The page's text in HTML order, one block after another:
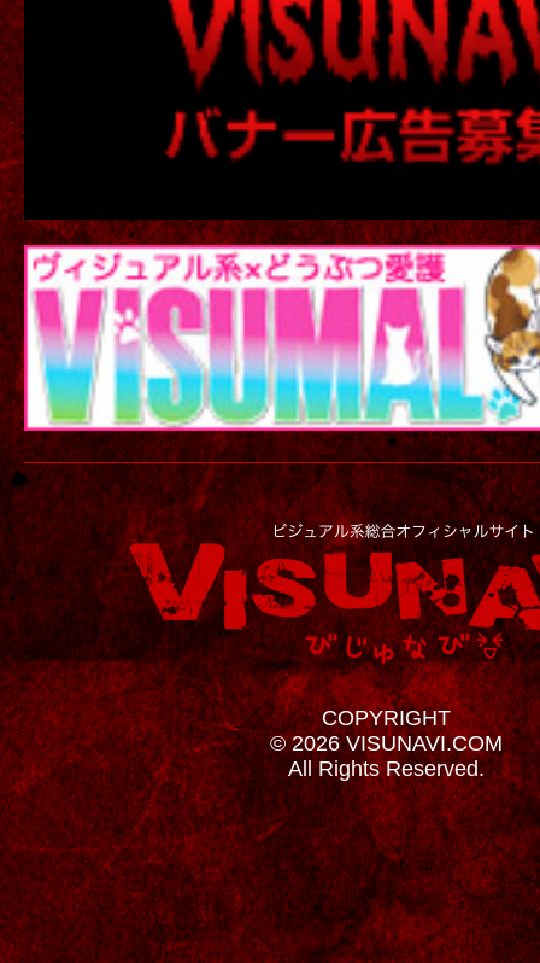
COPYRIGHT
© 2026 VISUNAVI.COM
All Rights Reserved.